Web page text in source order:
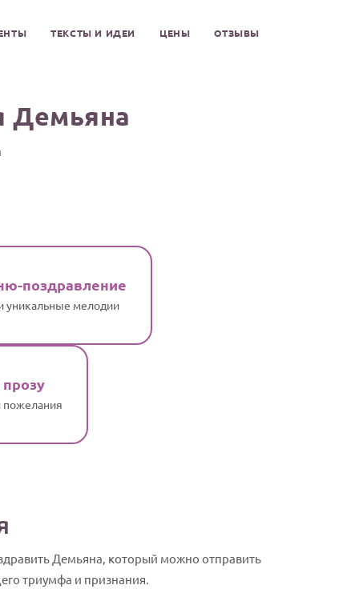
ТЕКСТЫ И ИДЕИ ЦЕНЫ ОТЗЫВЫ
Демьяна
поздравление
уникальные мелодии
прозу
Демьяна, который можно отправить
триумфа и признания.